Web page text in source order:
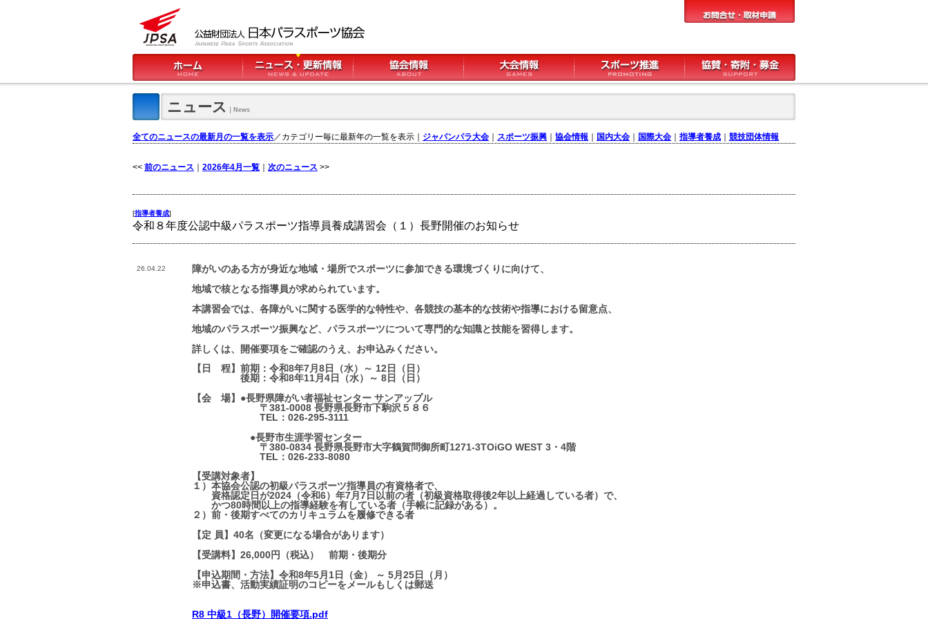
ニュース ｜News
全てのニュースの最新月の一覧を表示／カテゴリー毎に最新年の一覧を表示｜ ジャパンパラ大会 スポーツ振興 協会情報 国内大会 国際大会 指導者養成 競技団体情報
<< 前のニュース 2026年4月一覧 次のニュース >>
[指導者養成]
令和８年度公認中級パラスポーツ指導員養成講習会（１）長野開催のお知らせ
26.04.22
障がいのある方が身近な地域・場所でスポーツに参加できる環境づくりに向けて、
地域で核となる指導員が求められています。
本講習会では、各障がいに関する医学的な特性や、各競技の基本的な技術や指導における留意点、
地域のパラスポーツ振興など、パラスポーツについて専門的な知識と技能を習得します。
詳しくは、開催要項をご確認のうえ、お申込みください。
【日 程】前期：令和8年7月8日（水）～ 12日（日）
後期：令和8年11月4日（水）～ 8日（日）
【会 場】●長野県障がい者福祉センター サンアップル
〒381-0008 長野県長野市下駒沢５８６
TEL：026-295-3111
●長野市生涯学習センター
〒380-0834 長野県長野市大字鶴賀問御所町1271-3TOiGO WEST 3・4階
TEL：026-233-8080
【受講対象者】
１）本協会公認の初級パラスポーツ指導員の有資格者で、
資格認定日が2024（令和6）年7月7日以前の者（初級資格取得後2年以上経過している者）で、
かつ80時間以上の指導経験を有している者（手帳に記録がある）。
２）前・後期すべてのカリキュラムを履修できる者
【定 員】40名（変更になる場合があります）
【受講料】26,000円（税込） 前期・後期分
【申込期間・方法】令和8年5月1日（金） ～ 5月25日（月）
※申込書、活動実績証明のコピーをメールもしくは郵送
R8 中級1（長野）開催要項.pdf